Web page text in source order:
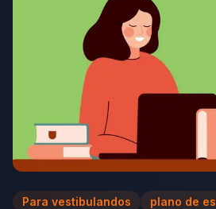
Para vestibulandos
plano de